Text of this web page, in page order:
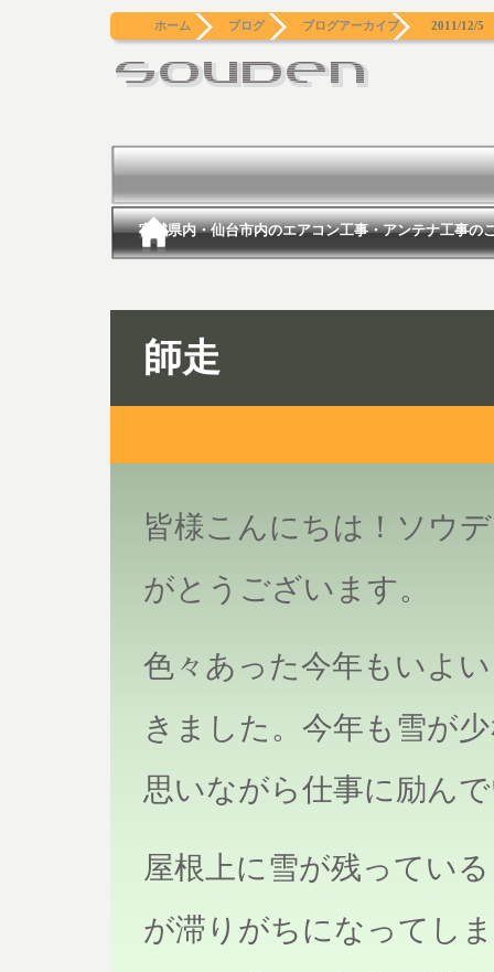
ホーム ブログ ブログアーカイブ 2011/12/5
宮城県内・仙台市内のエアコン工事・アンテナ工事
師走
皆様こんにちは！ソウ
がとうございます。
色々あった今年もいよ
きました。今年も雪が
思いながら仕事に励ん
屋根上に雪が残ってい
が滞りがちになってし